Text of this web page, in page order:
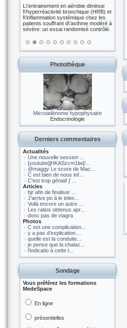
L\'entrainement en aérobie diminue
l\'hyperréactivité bronchique (HRB) et
l\'inflammation systémique chez les
patients souffrant d\'asthme modéré à
sévère: un essai randomisé contrôlé.
Photothèque
Microadénome hypophysaire
Endocrinologie
Derniers commentaires
Actualités
Une nouvelle session ...
[youtube]jHKASzcm1lw[/...
@maggy Le score de Mac...
C est bien de nous inf...
C'est trop génial! j' ...
Articles
bjr afin de finaliser ...
J'arrive po à le telec...
Voilà encore un autre ...
Les ratios obtenus apr...
donc pas de viagra
Photos
C est une complication...
y a pas d'explication....
quelle est la conduite...
je pense que la chalaz...
l'indicatio à cette t...
Sondage
Vous préférez les formations
MedeSpace
En ligne
présentielles